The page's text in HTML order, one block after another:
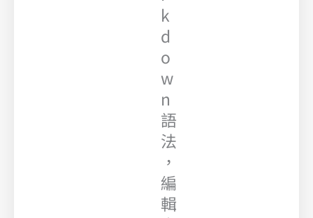
k
d
o
w
n
語
法
，
編
輯